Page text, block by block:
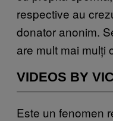
respective au
donator anonim.
are mult mai mulți
VIDEOS BY
Este un fenomen